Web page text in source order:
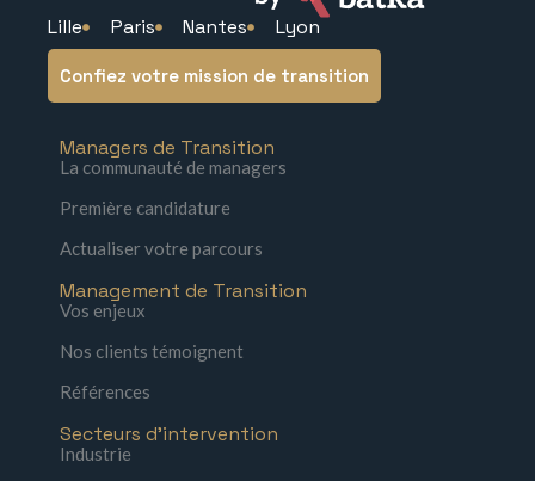
Lille Paris Nantes Lyon
Confiez votre mission de transition
Managers de Transition
La communauté de managers
Première candidature
Actualiser votre parcours
Management de Transition
Vos enjeux
Nos clients témoignent
Références
Secteurs d'intervention
Industrie